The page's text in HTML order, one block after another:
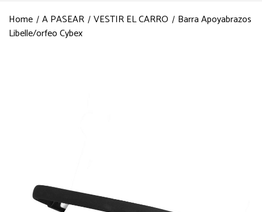
Home A PASEAR VESTIR EL CARRO
Barra Apoyabrazos
Libelle/orfeo Cybex